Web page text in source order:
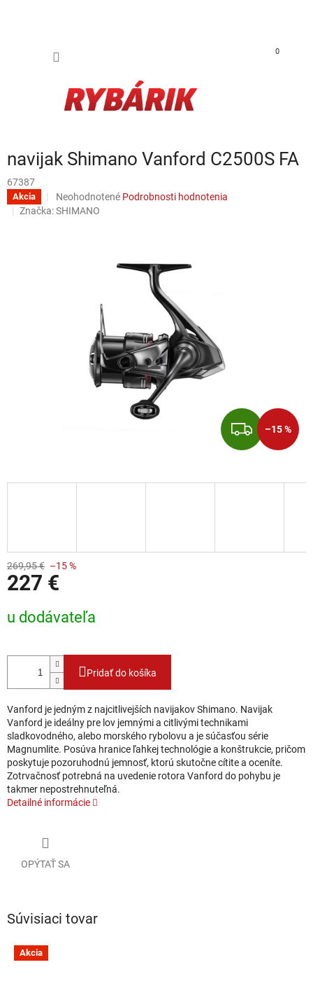
0
navijak Shimano Vanford C2500S FA
67387
Akcia Priemerné hodnotenie produktu je 0,0 z 5 hviezdičiek.
Neohodnotené Podrobnosti hodnotenia
Značka:SHIMANO
–15 %
269,95 € –15 %
227 €
u dodávateľa
Pridať do košíka
Vanford je jedným z najcitlivejších navijakov Shimano. Navijak
Vanford je ideálny pre lov jemnými a citlivými technikami
sladkovodného, alebo morského rybolovu a je súčasťou série
Magnumlite. Posúva hranice ľahkej technológie a konštrukcie, pričom
poskytuje pozoruhodnú jemnosť, ktorú skutočne cítite a oceníte.
Zotrvačnosť potrebná na uvedenie rotora Vanford do pohybu je
takmer nepostrehnuteľná.
Detailné informácie
OPÝTAŤ SA
Súvisiaci tovar
Akcia